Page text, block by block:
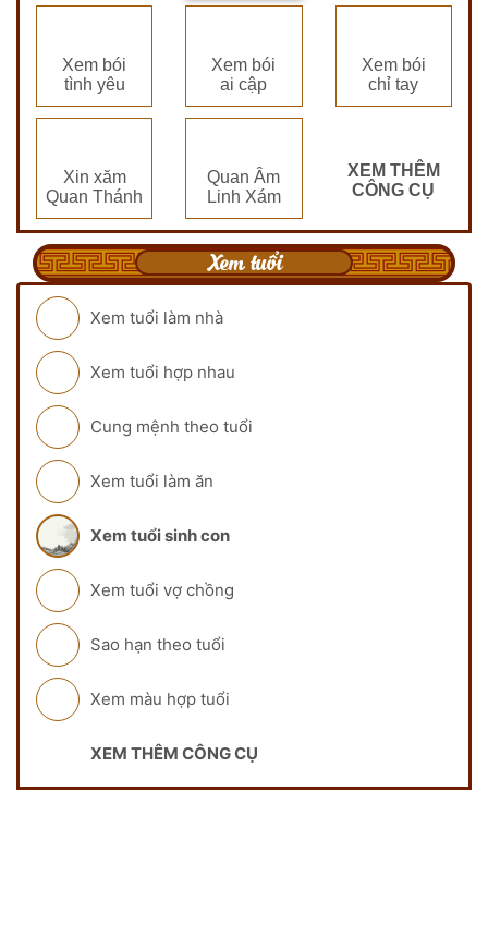
Xem bói
tình yêu
Xem bói
ai cập
Xem bói
chỉ tay
Xin xăm
Quan Thánh
Quan Âm
Linh Xám
XEM THÊM
CÔNG CỤ
Xem tuổi
Xem tuổi làm nhà
Xem tuổi hợp nhau
Cung mệnh theo tuổi
Xem tuổi làm ăn
Xem tuổi sinh con
Xem tuổi vợ chồng
Sao hạn theo tuổi
Xem màu hợp tuổi
XEM THÊM CÔNG CỤ